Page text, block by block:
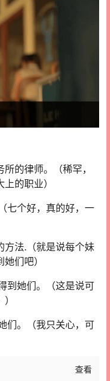
的律师。（稀罕，
的职业）
七个好，真的好，一
方法.（就是说每个妹
们吧）
到她们。（这是说可
们。（我只关心，可
查看